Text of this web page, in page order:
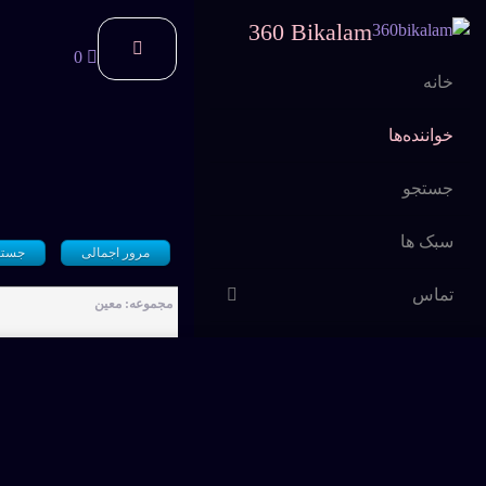
360 Bikalam
خانه
خواننده‌ها
جستجو
سبک ها
تماس
0
مرور اجمالی
مجموعه: معین